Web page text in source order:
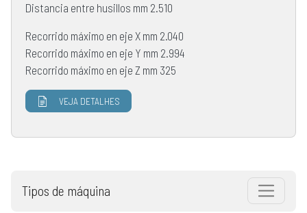
Tipos de máquina
Distancia entre husillos mm 2.510
Recorrido máximo en eje X mm 2.040
Recorrido máximo en eje Y mm 2.994
Recorrido máximo en eje Z mm 325
VEJA DETALHES